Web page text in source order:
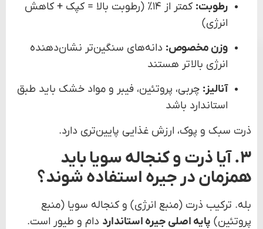
رطوبت:
کمتر از ۱۴٪ (رطوبت بالا = کپک + کاهش
انرژی)
وزن مخصوص: دانه‌های سنگین‌تر نشان‌دهنده
انرژی بالاتر هستند
آنالیز: چربی، پروتئین، فیبر و مواد خشک باید طبق
استاندارد باشد
ذرت سبک و پوک، ارزش غذایی پایین‌تری دارد.
۳. آیا ذرت و کنجاله سویا باید
همزمان در جیره استفاده شوند؟
بله. ترکیب ذرت (منبع انرژی) و کنجاله سویا (منبع
پروتئین) پایه اصلی جیره استاندارد دام و طیور است.